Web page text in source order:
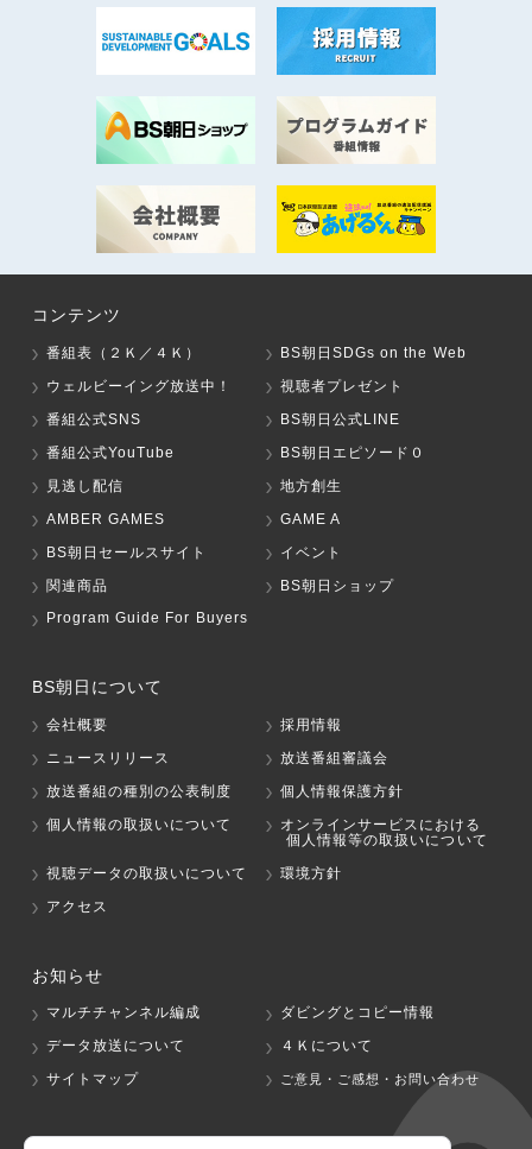
コンテンツ
番組表（２Ｋ／４Ｋ）
BS朝日SDGs on the Web
ウェルビーイング放送中！
視聴者プレゼント
番組公式SNS
BS朝日公式LINE
番組公式YouTube
BS朝日エピソード０
見逃し配信
地方創生
AMBER GAMES
GAME A
BS朝日セールスサイト
イベント
関連商品
BS朝日ショップ
Program Guide For Buyers
BS朝日について
会社概要
採用情報
ニュースリリース
放送番組審議会
放送番組の種別の公表制度
個人情報保護方針
個人情報の取扱いについて
オンラインサービスにおける
個人情報等の取扱いについて
視聴データの取扱いについて
環境方針
アクセス
お知らせ
マルチチャンネル編成
ダビングとコピー情報
データ放送について
４Ｋについて
サイトマップ
ご意見・ご感想・お問い合わせ